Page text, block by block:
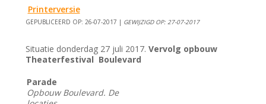
Printerversie
GEPUBLICEERD OP: 26-07-2017 | GEWIJZIGD OP: 27-07-2017
Situatie donderdag 27 juli 2017. Vervolg opbouw
Theaterfestival Boulevard
Parade
Opbouw Boulevard. De